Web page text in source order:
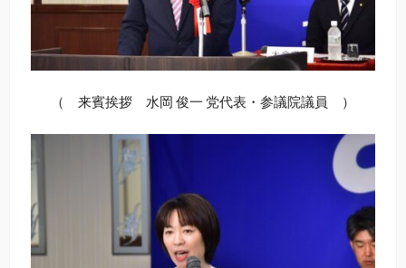
（ 来賓挨拶 水岡 俊一 党代表・参議院議員 ）